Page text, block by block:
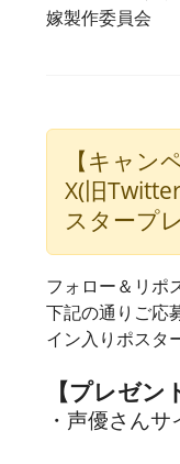
嫁製作委員会
【キャン
X(旧
スタープ
フォロー＆リポ
下記の通りご応
イン入りポスタ
【プレゼン
・声優さん